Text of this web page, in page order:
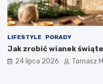
LIFESTYLE PORADY
Jak zrobić wianek
24 lipca 2026 Tomasz